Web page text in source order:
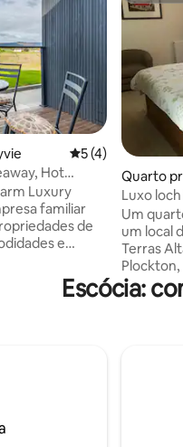
5 de uma
5 (4)
Hot
Luxury
familiar
de
e
Buchlyvie,
àqueles que
de férias de 5
Quarto
Luxo
floresta
Um
um local
Terras
Plockton,
Eilean
mais
quarto 7
fora
quartos
Escócia: